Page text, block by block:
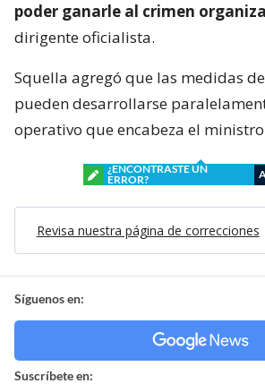
poder ganarle al crimen
dirigente oficialista.
Squella agregó que las medidas
pueden desarrollarse
operativo que encabeza el
¿ENCONTRASTE UN
ERROR?
Revisa nuestra página de correcciones
Síguenos en:
Suscríbete en: